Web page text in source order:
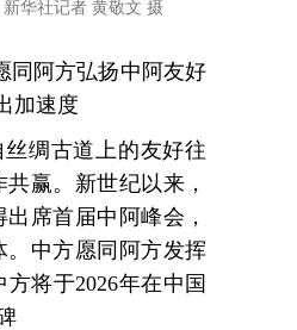
华社记者 黄敬文 摄
同阿方弘扬中阿友好
加速度
绸古道上的友好往
赢。新世纪以来，
席首届中阿峰会，
。中方愿同阿方发挥
将于2026年在中国